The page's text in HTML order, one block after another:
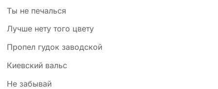
Ты не печалься
Лучше нету того цвету
Пропел гудок заводской
Киевский вальс
Не забывай